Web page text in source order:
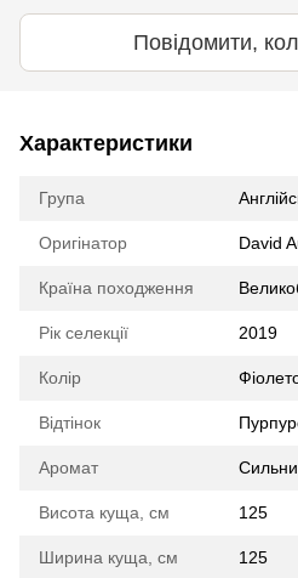
Повідомити,
Характеристики
Група
Оригінатор David
Країна походження
Рік селекції 2019
Колір
Відтінок
Аромат
Висота куща, см 125
Ширина куща, см 125